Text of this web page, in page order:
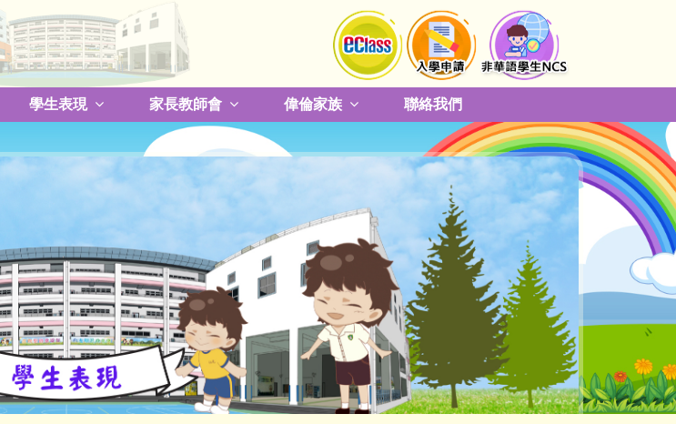
學生表現 家長教師會 偉倫家族 聯絡我們